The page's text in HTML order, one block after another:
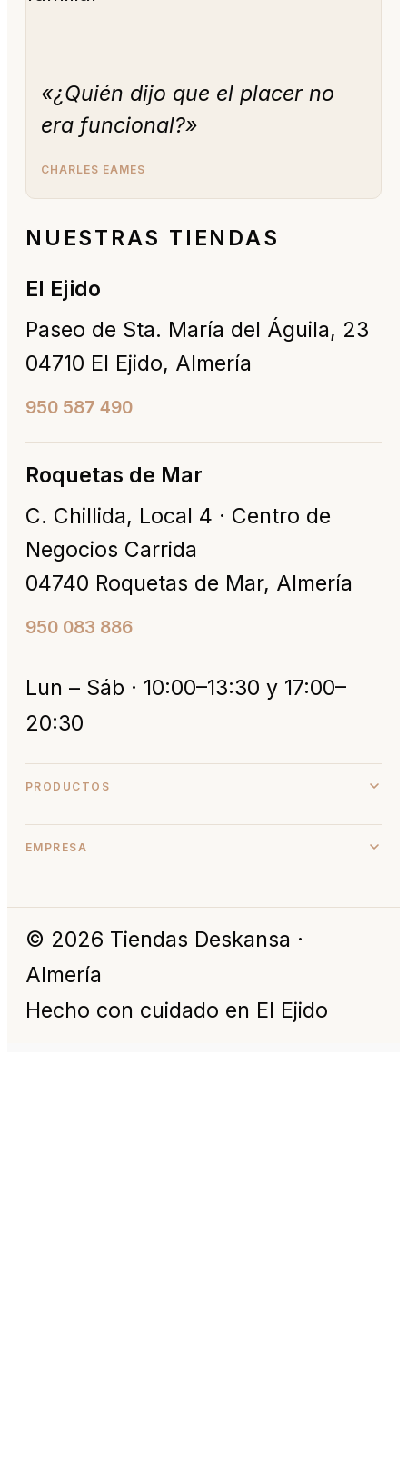
«¿Quién dijo que el placer no
era funcional?»
CHARLES EAMES
NUESTRAS TIENDAS
El Ejido
Paseo de Sta. María del Águila, 23
04710 El Ejido, Almería
950 587 490
Roquetas de Mar
C. Chillida, Local 4 · Centro de
Negocios Carrida
04740 Roquetas de Mar, Almería
950 083 886
Lun – Sáb · 10:00–13:30 y 17:00–
20:30
PRODUCTOS
EMPRESA
© 2026 Tiendas Deskansa ·
Almería
Hecho con cuidado en El Ejido